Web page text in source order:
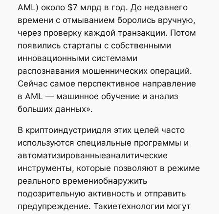
AML) около $7 млрд в год. До недавнего
времени с отмыванием боролись вручную,
через проверку каждой транзакции. Потом
появились стартапы с собственными
инновационными системами
распознавания мошеннических операций.
Сейчас самое перспективное направление
в AML — машинное обучение и анализ
больших данных».
В криптоиндустриидля этих целей часто
используются специальные программы и
автоматизированныеаналитические
инструменты, которые позволяют в режиме
реального времениобнаружить
подозрительную активность и отправить
предупреждение. Такиетехнологии могут